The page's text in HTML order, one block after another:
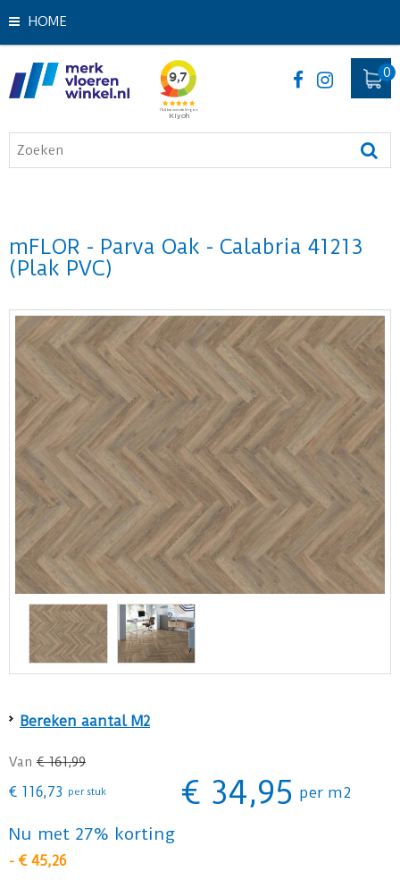
HOME
mFLOR - Parva Oak - Calabria 41213
(Plak PVC)
Bereken aantal M2
Van € 161,99
€ 116,73 per stuk € 34,95 per m2
Nu met 27% korting
- € 45,26